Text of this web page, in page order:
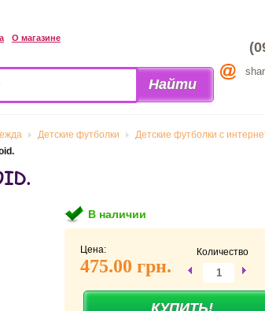
О магазине
Детские футболки Детские футболки с
В наличии
Цена:
475.00 грн.
Количество